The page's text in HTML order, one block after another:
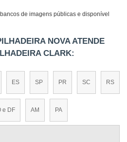
de imagens públicas e disponível
NOVA ATENDE
CLARK:
ES SP PR SC RS
e DF AM PA